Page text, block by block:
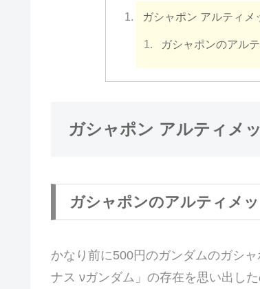
ガシャポン アルティメ
ガシャポンのアル
ガシャポン アルティメ
ガシャポンのアルティメ
かなり前に500円のガンダムのガシ
ナス νガンダム」の存在を思い出し